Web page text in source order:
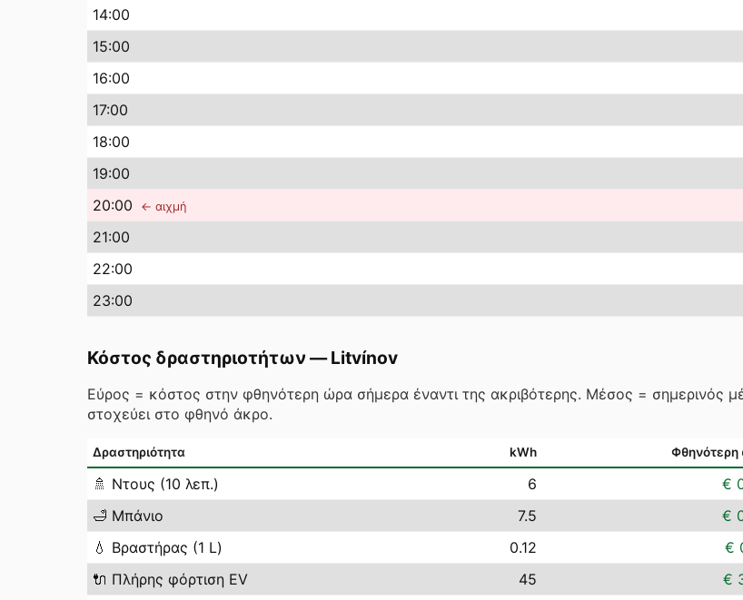
14:00
15:00
16:00
17:00
18:00
19:00
20:00 ← αιχμή
21:00
22:00
23:00
Κόστος δραστηριοτήτων —Litvínov
Εύρος = κόστος στην φθηνότερη ώρα σήμερα έναντι της ακριβότερης. Μέσος = σημερινός
στοχεύει στο φθηνό άκρο.
Δραστηριότητα kWh Φθηνότερη
🚿 Ντους (10 λεπ.) 6 €
🛁 Μπάνιο 7.5 €
💧 Βραστήρας (1 L) 0.12 €
🔌 Πλήρης φόρτιση EV 45 €